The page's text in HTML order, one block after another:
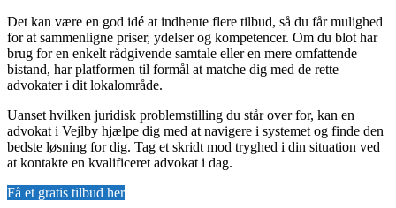
Det kan være en god idé at indhente flere tilbud, så du får mulighed
for at sammenligne priser, ydelser og kompetencer. Om du blot har
brug for en enkelt rådgivende samtale eller en mere omfattende
bistand, har platformen til formål at matche dig med de rette
advokater i dit lokalområde.
Uanset hvilken juridisk problemstilling du står over for, kan en
advokat i Vejlby hjælpe dig med at navigere i systemet og finde den
bedste løsning for dig. Tag et skridt mod tryghed i din situation ved
at kontakte en kvalificeret advokat i dag.
Få et gratis tilbud her